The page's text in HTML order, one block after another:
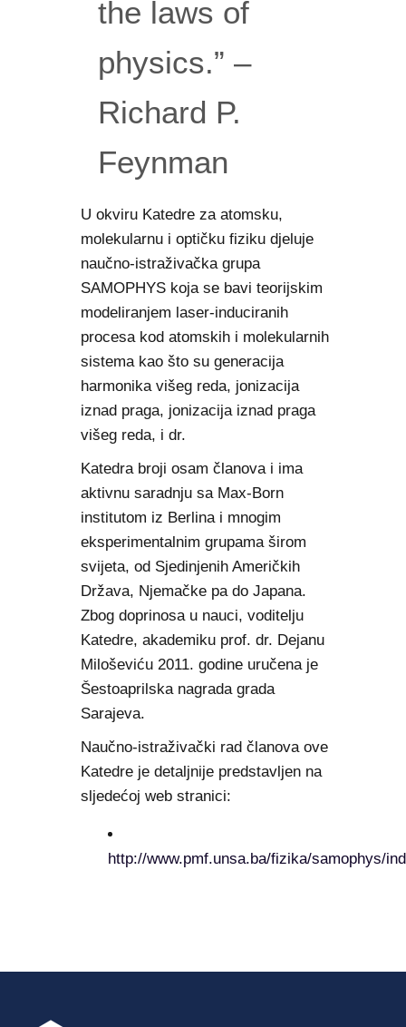
the laws of
physics.” –
Richard P.
Feynman
U okviru Katedre za atomsku,
molekularnu i optičku fiziku djeluje
naučno-istraživačka grupa
SAMOPHYS koja se bavi teorijskim
modeliranjem laser-induciranih
procesa kod atomskih i molekularnih
sistema kao što su generacija
harmonika višeg reda, jonizacija
iznad praga, jonizacija iznad praga
višeg reda, i dr.
Katedra broji osam članova i ima
aktivnu saradnju sa Max-Born
institutom iz Berlina i mnogim
eksperimentalnim grupama širom
svijeta, od Sjedinjenih Američkih
Država, Njemačke pa do Japana.
Zbog doprinosa u nauci, voditelju
Katedre, akademiku prof. dr. Dejanu
Miloševiću 2011. godine uručena je
Šestoaprilska nagrada grada
Sarajeva.
Naučno-istraživački rad članova ove
Katedre je detaljnije predstavljen na
sljedećoj web stranici:
http://www.pmf.unsa.ba/fizika/samophys/